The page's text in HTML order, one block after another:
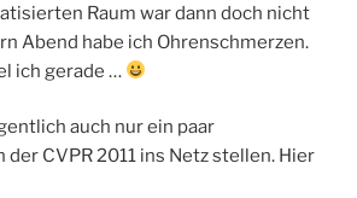
Raum war dann doch nicht
Abend habe ich Ohrenschmerzen.
ich gerade …
auch nur ein paar
CVPR 2011 ins Netz stellen. Hier